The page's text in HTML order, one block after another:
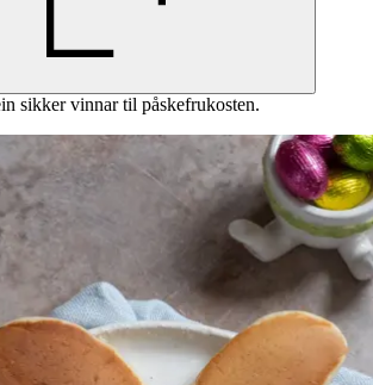
sikker vinnar til påskefrukosten.